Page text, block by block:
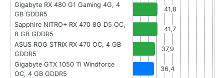
Gigabyte RX 480 G1 Gaming 4G, 4
GB GDDR5
41,8
Sapphire NITRO+ RX 470 8G D5 OC,
8 GB GDDR5
41,7
ASUS ROG STRIX RX 470 OC, 4 GB
GDDR5
37,9
Gigabyte GTX 1050 Ti Windforce
OC, 4 GB GDDR5
36,4